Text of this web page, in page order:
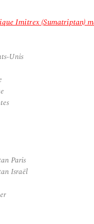
Imitrex (Sumatriptan)
Unis
Paris
Israël